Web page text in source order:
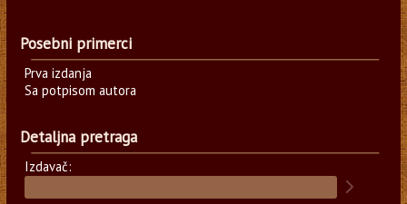
Posebni primerci
Prva izdanja
Sa potpisom autora
Detaljna pretraga
Izdavač: